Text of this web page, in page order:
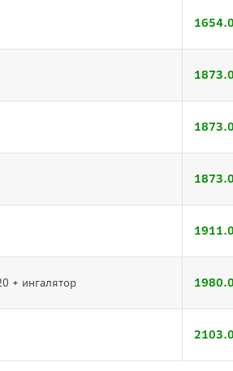
+ ингалятор